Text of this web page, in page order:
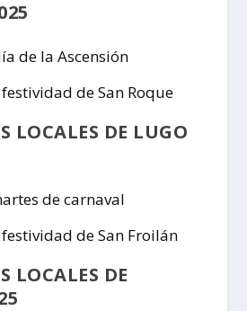
de la Ascensión
festividad de San Roque
LOCALES DE LUGO
de carnaval
festividad de San Froilán
LOCALES DE